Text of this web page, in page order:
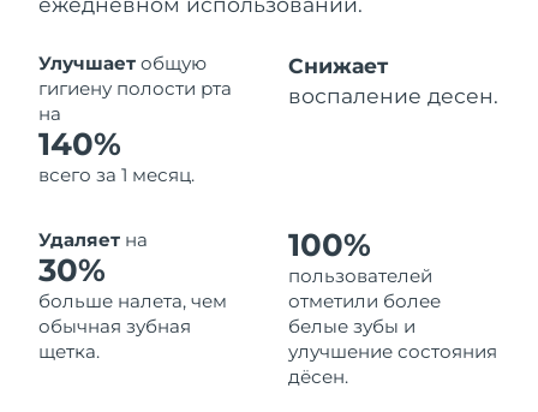
Улучшает общую
гигиену полости рта
на
140%
всего за 1 месяц.
Снижает
воспаление десен.
Удаляет на
30%
больше налета, чем
обычная зубная
щетка.
100%
пользователей
отметили более
белые зубы и
улучшение состояния
дёсен.
Турция
Ожидаемая дата доставки
Великобритания
Ожидаемая дата доставки
09/08/2026
Соединенные
Штаты
Ожидаемая дата доставки
10/08/2026